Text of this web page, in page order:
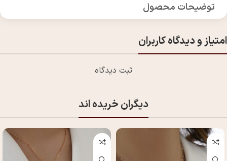
توضیحات محصول
امتیاز و دیدگاه کاربران
ثبت دیدگاه
دیگران خریده اند